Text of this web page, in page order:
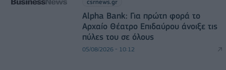
csrnews.gr
Alpha Bank: Για πρώτη φορά το
Αρχαίο Θέατρο Επιδαύρου άνοιξε τις
πύλες του σε όλους
05/08/2026 - 10:12